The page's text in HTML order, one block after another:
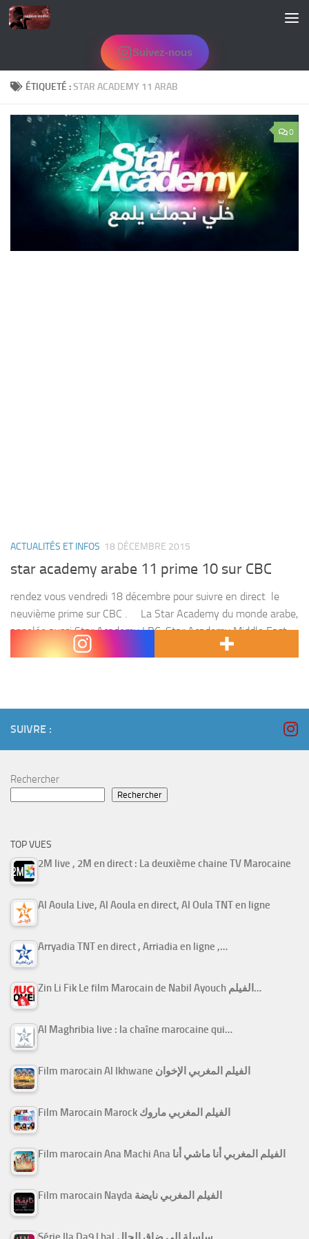
Skip to content
Suivez-nous
ÉTIQUETÉ :STAR ACADEMY 11 ARAB
0
ACTUALITÉS ET INFOS 18 DÉCEMBRE 2015
star academy arabe 11 prime 10 sur CBC
rendez vous vendredi 18 décembre pour suivre en direct le
neuvième prime sur CBC . La Star Academy du monde arabe,
appelée aussi Star Academy LBC, Star Academy Middle East,
Star Academy Lebanonou Star...
SUIVRE :
Rechercher
Rechercher
TOP VUES
2M live , 2M en direct : La deuxième chaine TV Marocaine
Al Aoula Live, Al Aoula en direct, Al Oula TNT en ligne
Arryadia TNT en direct , Arriadia en ligne ,…
Zin Li Fik Le film Marocain de Nabil Ayouch الفيلم…
Al Maghribia live : la chaîne marocaine qui…
Film marocain Al Ikhwane الفيلم المغربي الإخوان
Film Marocain Marock الفيلم المغربي ماروك
Film marocain Ana Machi Ana الفيلم المغربي أنا ماشي أنا
Film marocain Nayda الفيلم المغربي نايضة